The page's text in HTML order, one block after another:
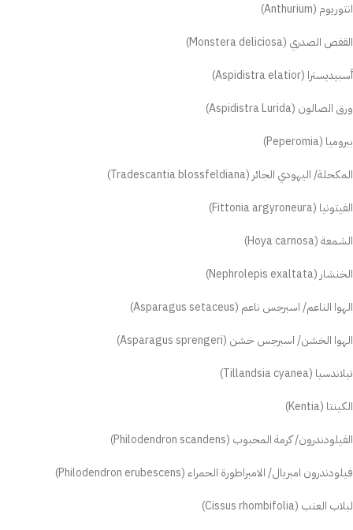
انتوريوم (Anthurium)
القفص الصدري (Monstera deliciosa)
أسبيديسترا (Aspidistra elatior)
ورق الصالون (Aspidistra Lurida)
ببروميا (Peperomia)
المكحلة/ اليهودي الجائر (Tradescantia blossfeldiana)
الفيتونيا (Fittonia argyroneura)
الشمعة (Hoya carnosa)
الخنشار (Nephrolepis exaltata)
الهوا الناعم/ اسبرجس ناعم (Asparagus setaceus)
الهوا الخشن/ اسبرجس خشن (Asparagus sprengeri)
تيلاندسيا (Tillandsia cyanea)
الكينتا (Kentia)
الفيلودندرون/ كرمة المحبوب (Philodendron scandens)
فيلودندرون امبريال/ الامبراطورة الحمراء (Philodendron erubescens)
لبلاب العنب (Cissus rhombifolia)